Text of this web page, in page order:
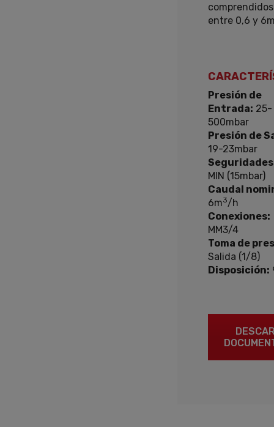
comprendidos
entre 0,6 y
Presión de
Entrada: 25-
500mbar
Presión de
19-23mbar
MIN (15mbar)
Caudal
6m3/h
Conexiones:
MM3/4
Toma de
Salida (1/8)
Disposición: